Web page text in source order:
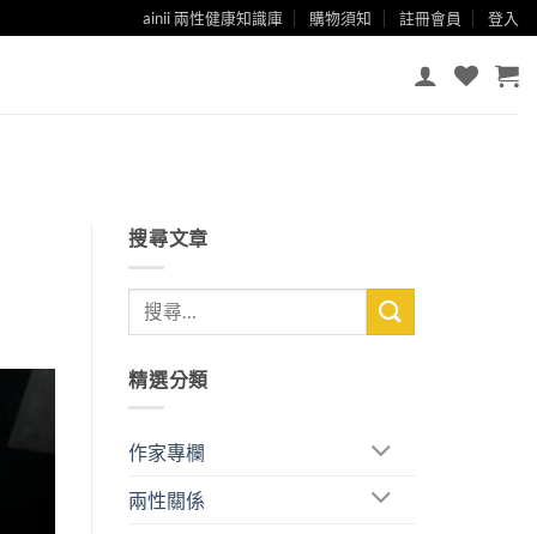
ainii 兩性健康知識庫 購物須知 註冊會員 登入
搜尋文章
精選分類
作家專欄
兩性關係